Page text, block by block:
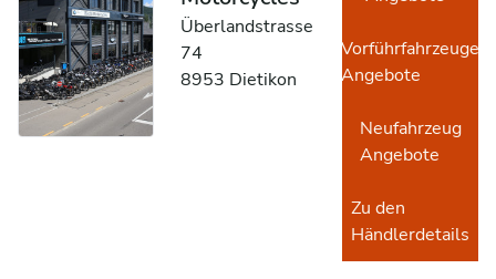
Überlandstrasse
74
8953 Dietikon
Vorführfahrzeuge
Angebote
Neufahrzeug
Angebote
Zu den
Händlerdetails